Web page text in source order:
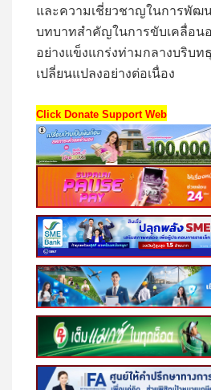
และความเชี่ยวชาญในการพัฒ
บทบาทสำคัญในการขับเคลื่อน
อย่างแข็งแกร่งท่ามกลางบริบท
เปลี่ยนแปลงอย่างต่อเนื่อง
Click Donate Support Web